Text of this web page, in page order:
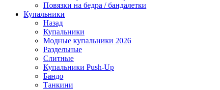
Повязки на бедра / бандалетки
Купальники
Назад
Купальники
Модные купальники 2026
Раздельные
Слитные
Купальники Push-Up
Бандо
Танкини